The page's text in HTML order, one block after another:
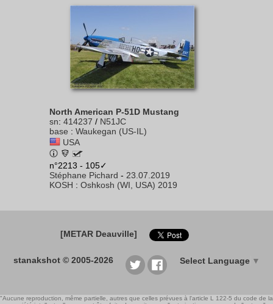
North American P-51D Mustang
sn: 414237 / N51JC
base : Waukegan (US-IL)
USA
n°2213 - 105✓
Stéphane Pichard - 23.07.2019
KOSH : Oshkosh (WI, USA) 2019
[METAR Deauville]
stanakshot © 2005-2026 Select Language ▼
"Aucune reproduction, même partielle, autres que celles prévues à l'article L 122-5 du code de la